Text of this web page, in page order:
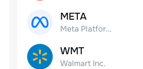
META
Meta Platforms, Inc. Class A Common Stock
WMT
Walmart Inc.